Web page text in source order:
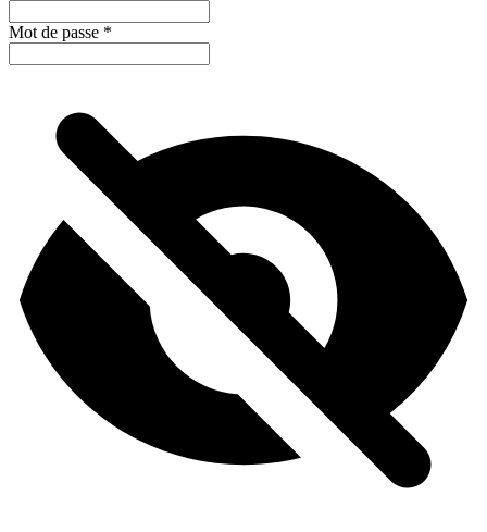
Mot de passe *